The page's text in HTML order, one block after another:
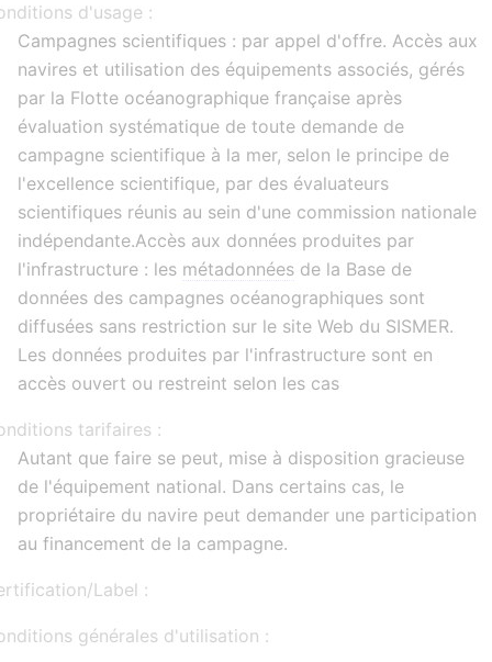
d'usage :
Campagnes scientifiques : par appel d'offre. Accès aux
navires et utilisation des équipements associés, gérés
par la Flotte océanographique française après
évaluation systématique de toute demande de
campagne scientifique à la mer, selon le principe de
l'excellence scientifique, par des évaluateurs
scientifiques réunis au sein d'une commission nationale
indépendante.Accès aux données produites par
l'infrastructure : les métadonnées de la Base de
données des campagnes océanographiques sont
diffusées sans restriction sur le site Web du SISMER.
Les données produites par l'infrastructure sont en
accès ouvert ou restreint selon les cas
tarifaires :
Autant que faire se peut, mise à disposition gracieuse
de l'équipement national. Dans certains cas, le
propriétaire du navire peut demander une participation
au financement de la campagne.
Label :
générales d'utilisation :